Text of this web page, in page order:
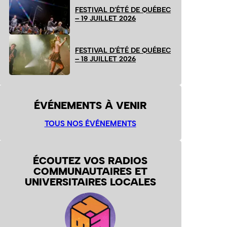
FESTIVAL D’ÉTÉ DE QUÉBEC
– 19 JUILLET 2026
FESTIVAL D’ÉTÉ DE QUÉBEC
– 18 JUILLET 2026
ÉVÉNEMENTS À VENIR
TOUS NOS ÉVÉNEMENTS
ÉCOUTEZ VOS RADIOS
COMMUNAUTAIRES ET
UNIVERSITAIRES LOCALES